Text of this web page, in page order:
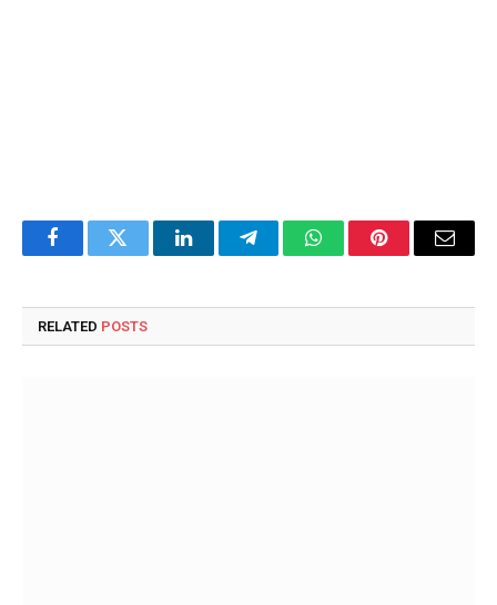
FacebookTwitter LinkedInTelegramWhatsAppPinterestEmail
RELATED POSTS